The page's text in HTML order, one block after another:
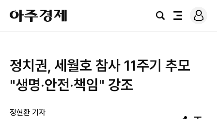
아
주
경
검
전
로
그
정치권, 세월호 참사 11주기 추모
"생명‧안전‧책임" 강조
정현환 기자